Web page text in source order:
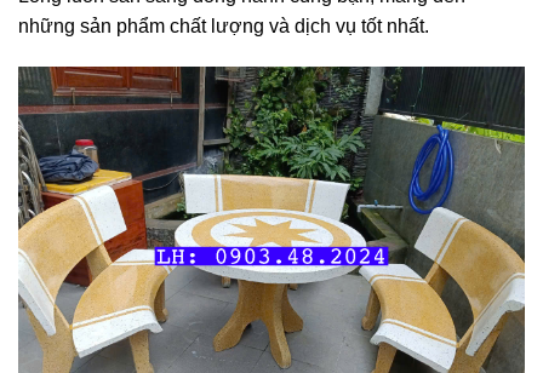
những sản phẩm chất lượng và dịch vụ tốt nhất.